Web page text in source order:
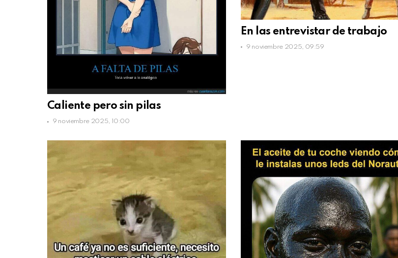
Caliente pero sin pilas
9 noviembre 2025, 10:00
En las entrevistar de trabajo
9 noviembre 2025, 09:59